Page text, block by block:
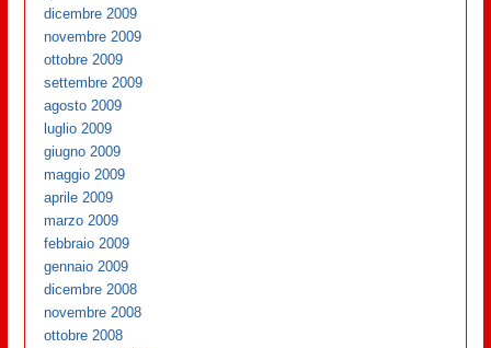
dicembre 2009
novembre 2009
ottobre 2009
settembre 2009
agosto 2009
luglio 2009
giugno 2009
maggio 2009
aprile 2009
marzo 2009
febbraio 2009
gennaio 2009
dicembre 2008
novembre 2008
ottobre 2008